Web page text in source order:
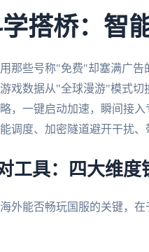
搭桥：智
那些号称"免费"却塞满广
戏数据从"全球漫游"模式
，一键启动加速，瞬间接
调度、加密隧道避开干扰、
工具：四大维度
外能否畅玩国服的关键，